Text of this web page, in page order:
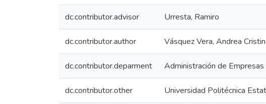
dc.contributor.advisor Urresta, Ramiro
dc.contributor.author Vásquez Vera, Andrea
dc.contributor.deparment Administración de
dc.contributor.other Universidad Politécnica